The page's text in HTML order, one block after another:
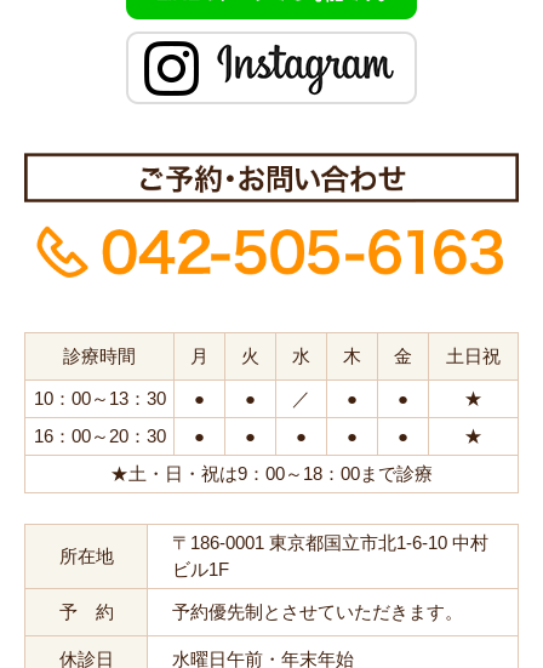
診療時間 月 火 水 木 金 土日祝
10：00～13：30 ● ● ／ ● ●
★
16：00～20：30
● ● ● ● ●
★
★土・日・祝は9：00～18：00まで診療
所在地
〒186-0001 東京都国立市北1-6-10 中村
ビル1F
予 約 予約優先制とさせていただきます。
休診日 水曜日午前・年末年始